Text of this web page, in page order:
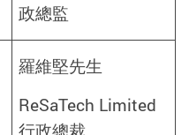
政總監
羅維堅先生
ReSaTech Limited